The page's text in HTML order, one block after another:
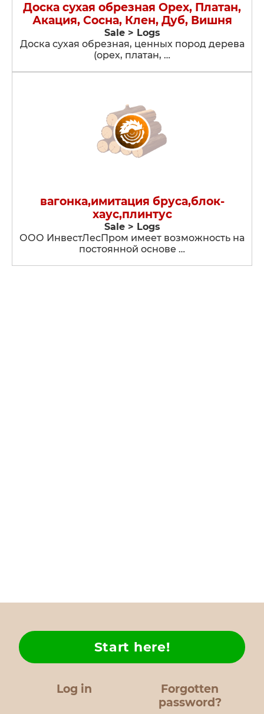
Доска сухая обрезная Орех, Платан,
Акация, Сосна, Клен, Дуб, Вишня
Sale > Logs
Доска сухая обрезная, ценных пород дерева
(орех, платан, …
вагонка,имитация бруса,блок-
хаус,плинтус
Sale > Logs
ООО ИнвестЛесПром имеет возможность на
постоянной основе …
Log in
Forgotten
password?
Start here!